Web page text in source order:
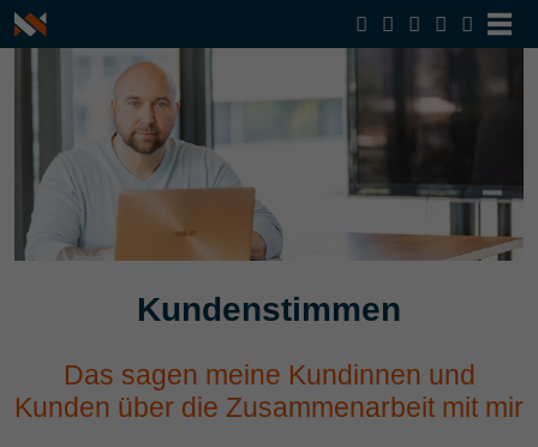
Kundenstimmen
Das sagen meine Kundinnen und
Kunden über die Zusammenarbeit mit mir